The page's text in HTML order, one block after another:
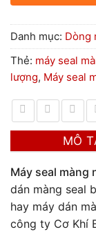
Danh mục: Dòng
Thẻ: máy seal
lượng, Máy seal
MÔ
Máy seal màng
dán màng seal
hay máy dán
công ty Cơ Khí